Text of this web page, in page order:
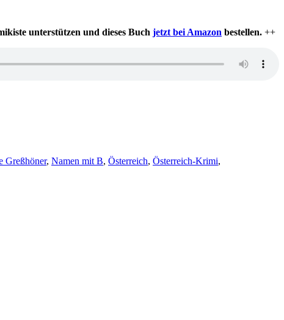
unterstützen und dieses Buch jetzt bei Amazon bestellen. ++
Greßhöner, Namen mit B, Österreich, Österreich-Krimi,